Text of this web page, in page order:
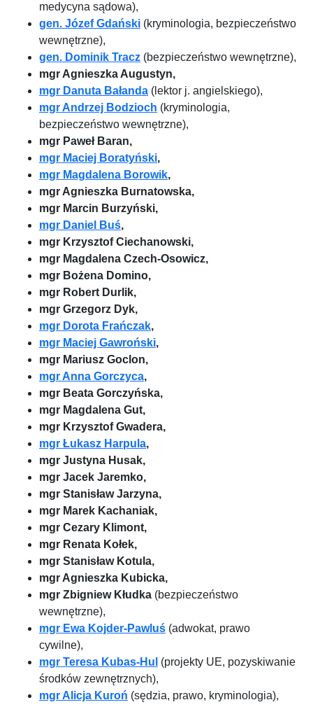
medycyna sądowa),
gen. Józef Gdański (kryminologia, bezpieczeństwo
wewnętrzne),
gen. Dominik Tracz (bezpieczeństwo wewnętrzne),
mgr Agnieszka Augustyn,
mgr Danuta Bałanda (lektor j. angielskiego),
mgr Andrzej Bodzioch (kryminologia,
bezpieczeństwo wewnętrzne),
mgr Paweł Baran,
mgr Maciej Boratyński,
mgr Magdalena Borowik,
mgr Agnieszka Burnatowska,
mgr Marcin Burzyński,
mgr Daniel Buś,
mgr Krzysztof Ciechanowski,
mgr Magdalena Czech-Osowicz,
mgr Bożena Domino,
mgr Robert Durlik,
mgr Grzegorz Dyk,
mgr Dorota Frańczak,
mgr Maciej Gawroński,
mgr Mariusz Goclon,
mgr Anna Gorczyca,
mgr Beata Gorczyńska,
mgr Magdalena Gut,
mgr Krzysztof Gwadera,
mgr Łukasz Harpula,
mgr Justyna Husak,
mgr Jacek Jaremko,
mgr Stanisław Jarzyna,
mgr Marek Kachaniak,
mgr Cezary Klimont,
mgr Renata Kołek,
mgr Stanisław Kotula,
mgr Agnieszka Kubicka,
mgr Zbigniew Kłudka (bezpieczeństwo
wewnętrzne),
mgr Ewa Kojder-Pawluś (adwokat, prawo
cywilne),
mgr Teresa Kubas-Hul (projekty UE, pozyskiwanie
środków zewnętrznych),
mgr Alicja Kuroń (sędzia, prawo, kryminologia),